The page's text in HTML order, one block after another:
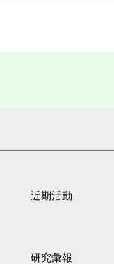
近期活動
研究彙報